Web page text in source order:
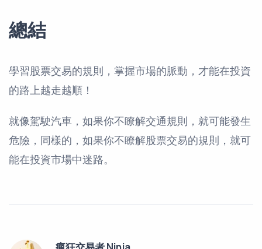
總結
學習股票交易的規則，掌握市場的脈動，才能在投資
的路上越走越順！
就像駕駛汽車，如果你不瞭解交通規則，就可能發生
危險，同樣的，如果你不瞭解股票交易的規則，就可
能在投資市場中迷路。